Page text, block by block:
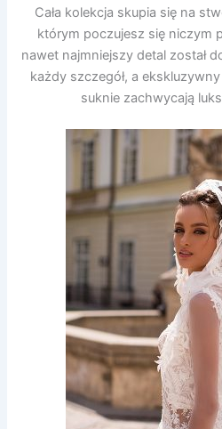
Cała kolekcja skupia się na
którym poczujesz się niczym
nawet najmniejszy detal został
każdy szczegół, a
suknie zachwycają